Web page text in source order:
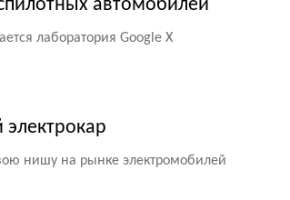
автомобилей
лаборатория Google X
электрокар
нишу на рынке электромобилей